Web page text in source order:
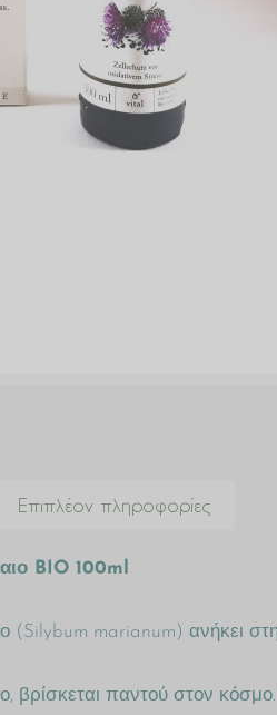
Επιπλέον πληροφορίες
BIO 100ml
(Silybum marianum) ανήκει
βρίσκεται παντού στον